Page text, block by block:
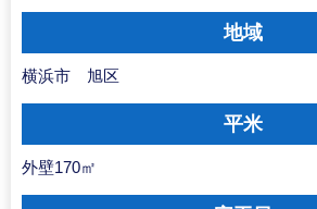
地域
横浜市 旭区
平米
外壁170㎡